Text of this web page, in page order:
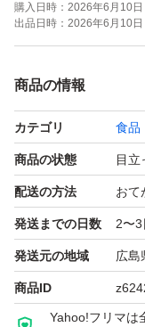
購入日時： 2026年6月10
出品日時： 2026年6月10日
商品の情報
カテゴリ 食品
商品の状態 目立
配送の方法 おて
発送までの日数 2〜3
発送元の地域 広島
商品ID
Yahoo!フリマは